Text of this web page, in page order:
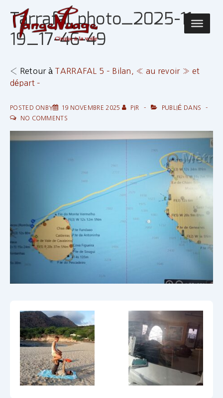
passer
contenu
Main
Tarrafal photo_2025-11-
19_17-46-49
‹ Retour à TARRAFAL 5 – Bilan, « au revoir » et
départ –
POSTED ONBY 19 NOVEMBRE 2025 PIR
PUBLIÉ DANS
NO COMMENTS